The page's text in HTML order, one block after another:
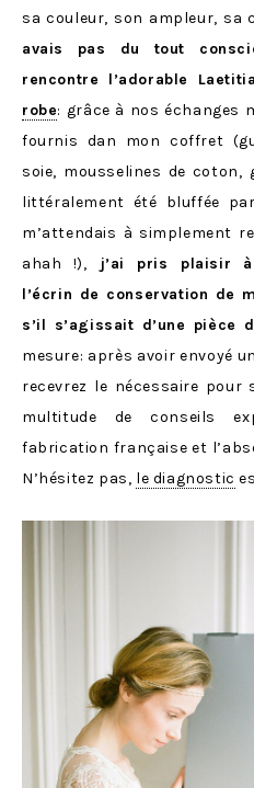
sa couleur, son ampleur, sa
avais pas du tout
rencontre l’adorable
robe: grâce à nos échanges
fournis dan mon coffret
soie, mousselines de coton,
littéralement été bluffée
m’attendais à simplement
ahah !), j’ai pris plaisir à
l’écrin de conservation de
s’il s’agissait d’une pièce
mesure: après avoir envoyé
recevrez le nécessaire pour
multitude de conseils
fabrication française et
N’hésitez pas, le diagnostic